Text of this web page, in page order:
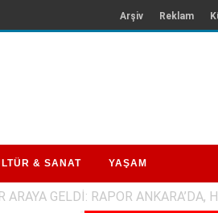
Arşiv Reklam
& SANAT YAŞAM
GELDİ: RAPOR ANKARA’DA,